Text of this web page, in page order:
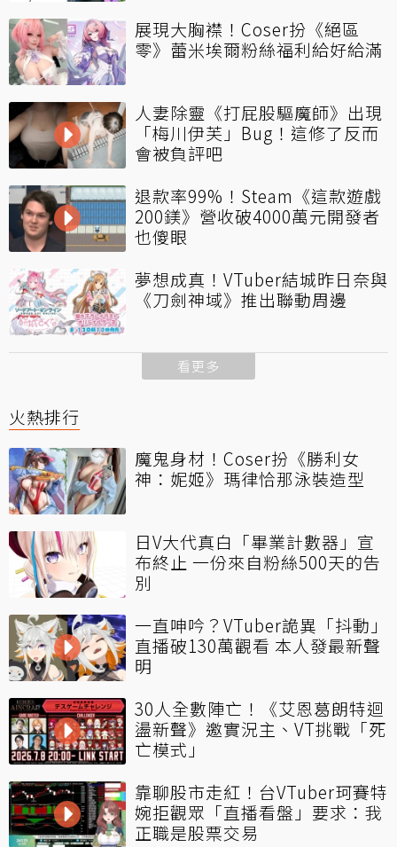
展現大胸襟！Coser扮《絕區
零》蕾米埃爾粉絲福利給好給滿
人妻除靈《打屁股驅魔師》出現
「梅川伊芙」Bug！這修了反而
會被負評吧
退款率99%！Steam《這款遊戲
200鎂》營收破4000萬元開發者
也傻眼
夢想成真！VTuber結城昨日奈與
《刀劍神域》推出聯動周邊
看更多
火熱排行
魔鬼身材！Coser扮《勝利女
神：妮姬》瑪律恰那泳裝造型
日V大代真白「畢業計數器」宣
布終止 一份來自粉絲500天的告
別
一直呻吟？VTuber詭異「抖動」
直播破130萬觀看 本人發最新聲
明
30人全數陣亡！《艾恩葛朗特迴
盪新聲》邀實況主、VT挑戰「死
亡模式」
靠聊股市走紅！台VTuber珂賽特
婉拒觀眾「直播看盤」要求：我
正職是股票交易